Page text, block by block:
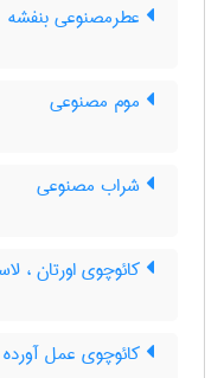
عطرمصنوعی بنفشه
موم مصنوعی
شراب مصنوعی
کائوچوی اورتان ،
کائوچوی عمل